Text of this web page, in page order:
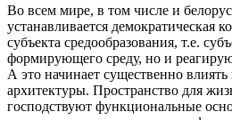
Во всем мире, в том числе и
устанавливается демократическая
субъекта средообразования, т.е.
формирующего среду, но и
А это начинает существенно
архитектуры. Пространство для
господствуют функциональные